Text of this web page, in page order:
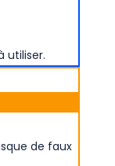
utiliser.
de faux